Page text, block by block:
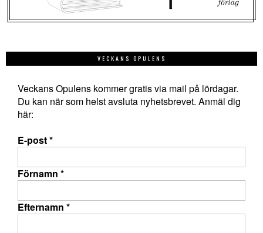
VECKANS OPULENS
Veckans Opulens kommer gratis via mail på lördagar.
Du kan när som helst avsluta nyhetsbrevet. Anmäl dig
här:
E-post*
Förnamn *
Efternamn *